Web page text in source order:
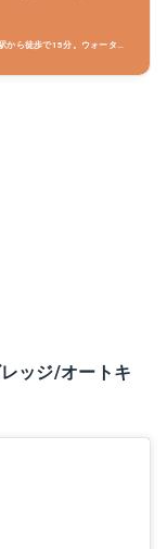
から徒歩で15分。ウォーター
ッジ/オートキ